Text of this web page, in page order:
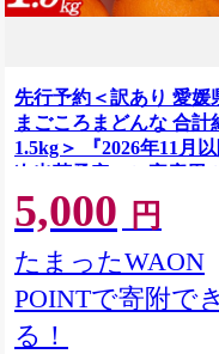
先行予約＜訳あり 愛媛
まごころまどんな 合計
1.5kg＞ 『2026年11月
次出荷予定』ご家庭用
宅用 紅まどんな マドン
試し わけあり 果物 柑橘
ーツ 高級 国産 濃厚 果
地直送 ミヤモトオレン
ーデン 愛媛県 西予市【
温】
5,000 円
たまったWAON
POINTで寄附でき
る！